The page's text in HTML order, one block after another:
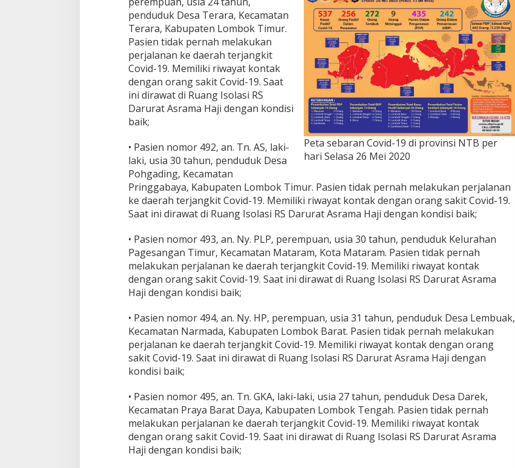
i
K
S
B
,
T
o
t
a
l
Peta sebaran Covid-19 di provinsi NTB per
hari Selasa 26 Mei 2020
penduduk Desa Terara, Kecamatan
Terara, Kabupaten Lombok Timur.
Pasien tidak pernah melakukan
perjalanan ke daerah terjangkit
Covid-19. Memiliki riwayat kontak
dengan orang sakit Covid-19. Saat
ini dirawat di Ruang Isolasi RS
Darurat Asrama Haji dengan kondisi
baik;
• Pasien nomor 492, an. Tn. AS, laki-
laki, usia 30 tahun, penduduk Desa
Pohgading, Kecamatan
Pringgabaya, Kabupaten Lombok Timur. Pasien tidak pernah melakukan perjalanan
ke daerah terjangkit Covid-19. Memiliki riwayat kontak dengan orang sakit Covid-19.
Saat ini dirawat di Ruang Isolasi RS Darurat Asrama Haji dengan kondisi baik;
• Pasien nomor 493, an. Ny. PLP, perempuan, usia 30 tahun, penduduk Kelurahan
Pagesangan Timur, Kecamatan Mataram, Kota Mataram. Pasien tidak pernah
melakukan perjalanan ke daerah terjangkit Covid-19. Memiliki riwayat kontak
dengan orang sakit Covid-19. Saat ini dirawat di Ruang Isolasi RS Darurat Asrama
Haji dengan kondisi baik;
• Pasien nomor 494, an. Ny. HP, perempuan, usia 31 tahun, penduduk Desa Lembuak,
Kecamatan Narmada, Kabupaten Lombok Barat. Pasien tidak pernah melakukan
perjalanan ke daerah terjangkit Covid-19. Memiliki riwayat kontak dengan orang
sakit Covid-19. Saat ini dirawat di Ruang Isolasi RS Darurat Asrama Haji dengan
kondisi baik;
• Pasien nomor 495, an. Tn. GKA, laki-laki, usia 27 tahun, penduduk Desa Darek,
Kecamatan Praya Barat Daya, Kabupaten Lombok Tengah. Pasien tidak pernah
melakukan perjalanan ke daerah terjangkit Covid-19. Memiliki riwayat kontak
dengan orang sakit Covid-19. Saat ini dirawat di Ruang Isolasi RS Darurat Asrama
Haji dengan kondisi baik;